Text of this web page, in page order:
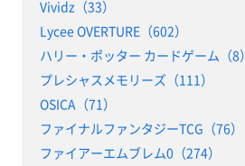
Vividz（33）
Lycee OVERTURE（602）
ハリー・ポッター カードゲーム（8）
プレシャスメモリーズ（111）
OSICA（71）
ファイナルファンタジーTCG（76）
ファイアーエムブレム0（274）